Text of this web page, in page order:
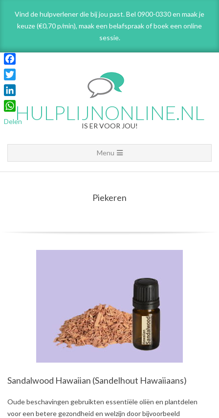
content
Vind de hulpverlener die bij jou past. Bel 0900-0330 en maak je
keuze (€0,70 p/min), maak een belafspraakof boek een online
sessie.
HULPLIJNONLINE.NL
IS ER VOOR JOU!
Navigation
Menu
Menu
Piekeren
Sandalwood Hawaiian (Sandelhout Hawaiiaans)
2021-
Oude beschavingen gebruikten essentiële oliën en plantdelen
voor een betere gezondheid en welzijn door bijvoorbeeld
Facebook
Twitter
LinkedIn
WhatsApp
Delen